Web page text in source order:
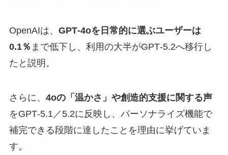
OpenAIは、 GPT‑4oを日常的に選ぶユーザーは
0.1％ まで低下し、利用の大半がGPT‑5.2へ移行し
たと説明。
さらに、 4oの「温かさ」や創造的支援に関する声
をGPT‑5.1／5.2に反映し、パーソナライズ機能で
補完できる段階に達したことを理由に挙げていま
す。